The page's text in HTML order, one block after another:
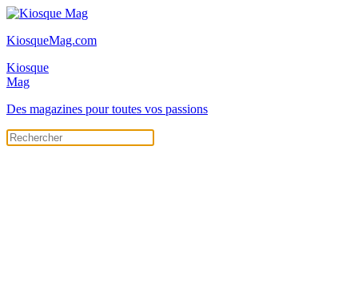
KiosqueMag.com
Kiosque
Mag
Des magazines pour toutes vos passions